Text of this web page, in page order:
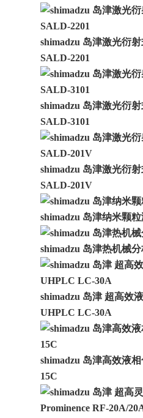
shimadzu 岛津激光衍
SALD-2201
shimadzu 岛津激光衍
SALD-3101
shimadzu 岛津激光衍
SALD-201V
shimadzu 岛津纳米颗
shimadzu 岛津热机械
shimadzu 岛津 超高效
UHPLC LC-30A
shimadzu 岛津高效液
15C